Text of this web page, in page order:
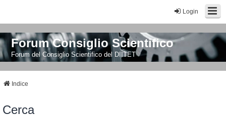
Login
Forum Consiglio Scientifico
Forum del Consiglio Scientifico del DIITET
Indice
Cerca